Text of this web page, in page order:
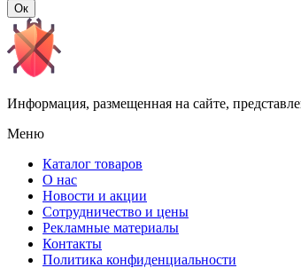
Ок
Информация, размещенная на сайте,
Меню
Каталог товаров
О нас
Новости и акции
Сотрудничество и цены
Рекламные материалы
Контакты
Политика конфиденциальности